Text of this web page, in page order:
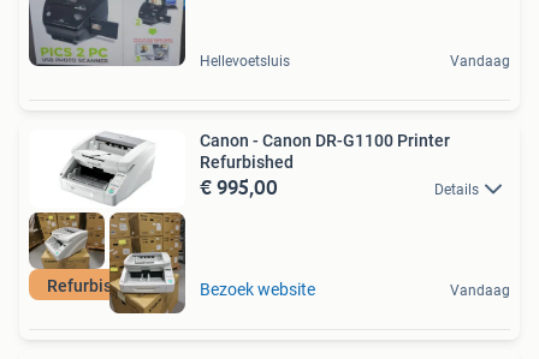
Hellevoetsluis Vandaag
Refurbished HP
Canon - Canon DR-G1100 Printer
Refurbished
€ 995,00 Details
Bezoek website Vandaag